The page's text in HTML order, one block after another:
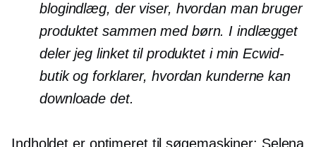
blogindlæg, der viser, hvordan man bruger
produktet sammen med børn. I indlægget
deler jeg linket til produktet i min Ecwid-
butik og forklarer, hvordan kunderne kan
downloade det.
Indholdet er optimeret til søgemaskiner: Selena